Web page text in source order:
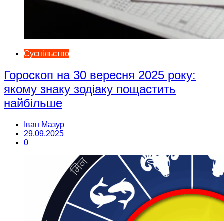
Суспільство
Гороскоп на 30 вересня 2025 року:
якому знаку зодіаку пощастить
найбільше
Іван Мазур
29.09.2025
0